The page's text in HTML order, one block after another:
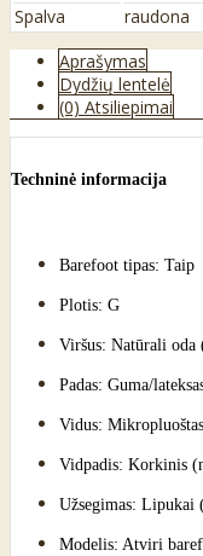
Spalva
raudona
Aprašymas
Dydžių lentelė
(0) Atsiliepimai
Techninė informacija
Barefoot tipas: Taip
Plotis: G
Viršus: Natūrali oda
Padas: Guma/
Vidus: Mikropluoštas
Vidpadis: Korkinis
Užsegimas: Lipukai
Modelis: Atviri